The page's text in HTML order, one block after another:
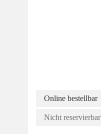
Online bestellbar
Nicht reservierbar